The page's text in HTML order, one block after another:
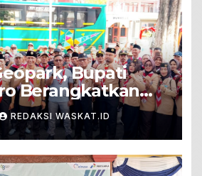
Bupati
Berangkatkan
Pramuka Ikuti
Kepariwisataan
REDAKSI WASKAT.ID